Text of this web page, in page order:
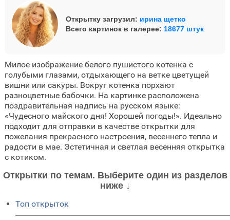
Открытку загрузил: ирина щетко
Всего картинок в галерее: 18677 штук
Милое изображение белого пушистого котенка с
голубыми глазами, отдыхающего на ветке цветущей
вишни или сакуры. Вокруг котенка порхают
разноцветные бабочки. На картинке расположена
поздравительная надпись на русском языке:
«Чудесного майского дня! Хорошей погоды!». Идеально
подходит для отправки в качестве открытки для
пожелания прекрасного настроения, весеннего тепла и
радости в мае. Эстетичная и светлая весенняя открытка
с котиком.
Открытки по темам. Выберите один из разделов
ниже ↓
Топ открыток